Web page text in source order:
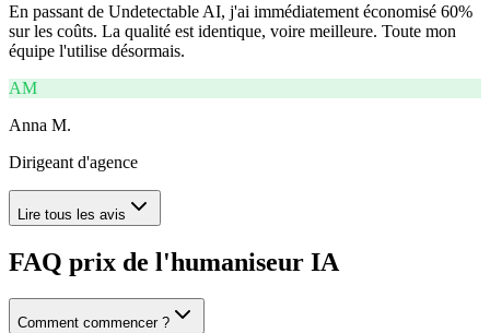
En passant de Undetectable AI, j'ai immédiatement économisé 60%
sur les coûts. La qualité est identique, voire meilleure. Toute mon
équipe l'utilise désormais.
AM
Anna M.
Dirigeant d'agence
Lire tous les avis
FAQ prix de l'humaniseur IA
Comment commencer ?